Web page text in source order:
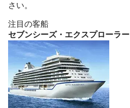
さい。
注目の客船
セブンシーズ・エクスプローラー